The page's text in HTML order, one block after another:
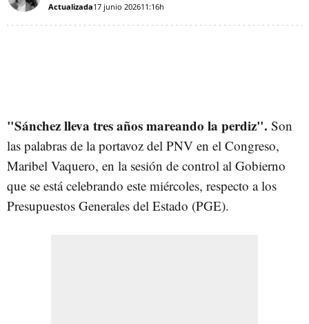
Actualizada17 junio 202611:16h
"Sánchez lleva tres años mareando la perdiz". Son
las palabras de la portavoz del PNV en el Congreso,
Maribel Vaquero, en la sesión de control al Gobierno
que se está celebrando este miércoles, respecto a los
Presupuestos Generales del Estado (PGE).